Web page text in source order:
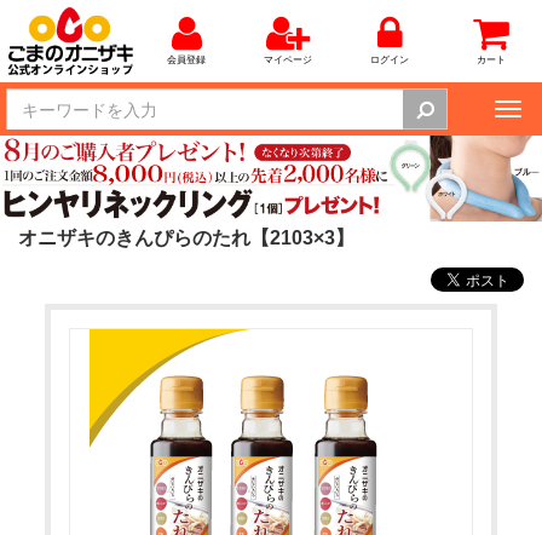
会員登録 マイページ ログイン カート
オニザキのきんぴらのたれ【2103×3】